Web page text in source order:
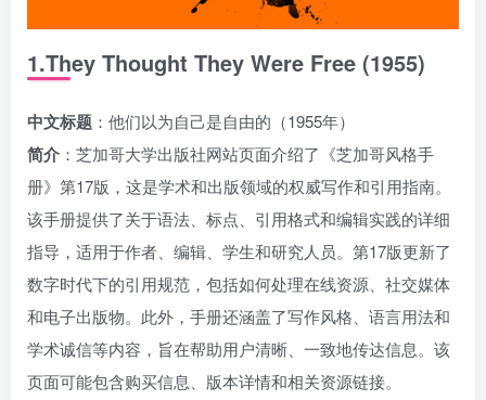
1.They Thought They Were Free (1955)
中文标题 ：他们以为自己是自由的（1955年）
简介 ：芝加哥大学出版社网站页面介绍了《芝加哥风格手
册》第17版，这是学术和出版领域的权威写作和引用指南。
该手册提供了关于语法、标点、引用格式和编辑实践的详细
指导，适用于作者、编辑、学生和研究人员。第17版更新了
数字时代下的引用规范，包括如何处理在线资源、社交媒体
和电子出版物。此外，手册还涵盖了写作风格、语言用法和
学术诚信等内容，旨在帮助用户清晰、一致地传达信息。该
页面可能包含购买信息、版本详情和相关资源链接。